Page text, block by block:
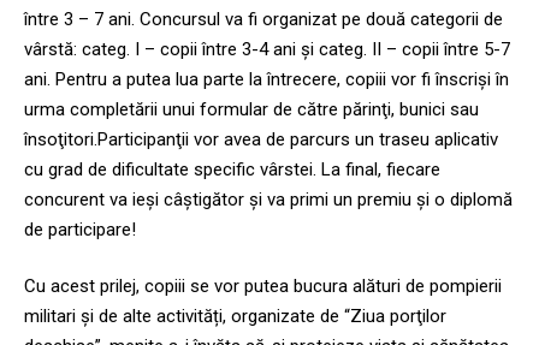
între 3 – 7 ani. Concursul va fi organizat pe două categorii de
vârstă: categ. I – copii între 3-4 ani şi categ. II – copii între 5-7
ani. Pentru a putea lua parte la întrecere, copiii vor fi înscrişi în
urma completării unui formular de către părinţi, bunici sau
însoţitori.Participanţii vor avea de parcurs un traseu aplicativ
cu grad de dificultate specific vârstei. La final, fiecare
concurent va ieşi câştigător şi va primi un premiu şi o diplomă
de participare!
Cu acest prilej, copiii se vor putea bucura alături de pompierii
militari şi de alte activități, organizate de “Ziua porţilor